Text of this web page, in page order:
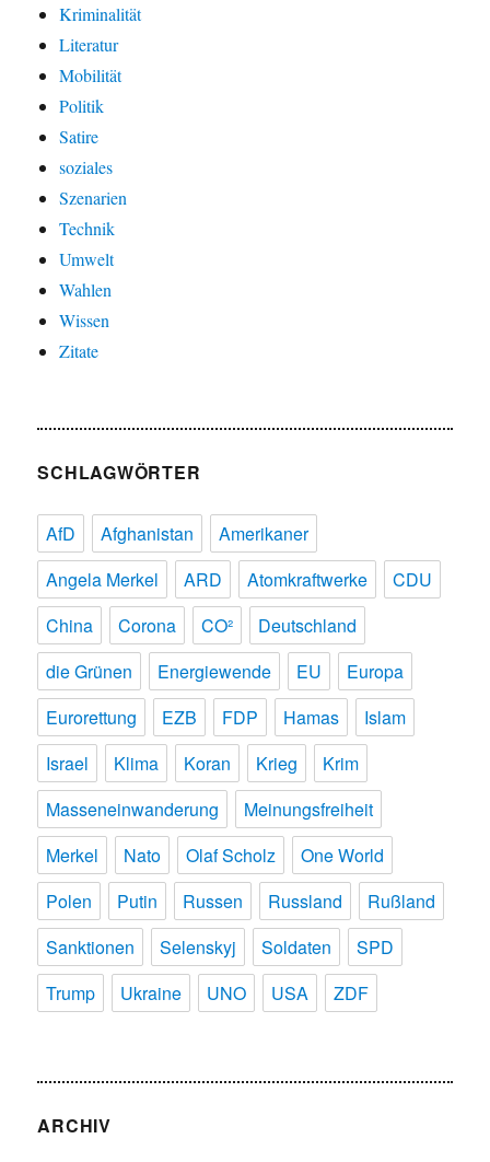
Kriminalität
Literatur
Mobilität
Politik
Satire
soziales
Szenarien
Technik
Umwelt
Wahlen
Wissen
Zitate
SCHLAGWÖRTER
AfD Afghanistan
Amerikaner
Angela Merkel
ARD Atomkraftwerke
CDU
China
Corona CO²
Deutschland
die Grünen
Energiewende EU
Europa
Eurorettung
EZB FDP Hamas
Islam
Israel
Klima Koran Krieg
Krim
Masseneinwanderung
Meinungsfreiheit
Merkel
Nato Olaf Scholz
One World
Polen
Putin Russen Russland
Rußland
Sanktionen
Selenskyj Soldaten
SPD
Trump
Ukraine UNO USA ZDF
ARCHIV